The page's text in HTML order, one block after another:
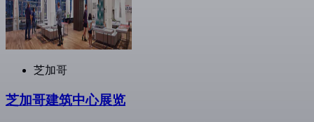
芝加哥
芝加哥建筑中心展览